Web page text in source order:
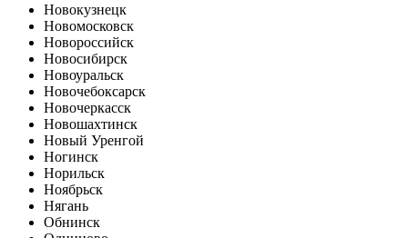
Новокузнецк
Новомосковск
Новороссийск
Новосибирск
Новоуральск
Новочебоксарск
Новочеркасск
Новошахтинск
Новый Уренгой
Ногинск
Норильск
Ноябрьск
Нягань
Обнинск